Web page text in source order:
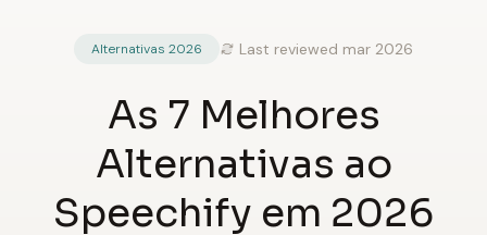
Alternativas 2026 Last reviewed mar 2026
As 7 Melhores
Alternativas ao
Speechify em 2026